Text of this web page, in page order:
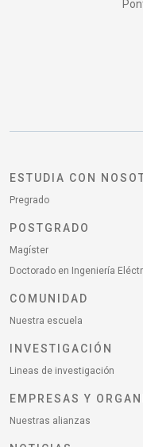
ESTUDIA CON
Pregrado
POSTGRADO
Magíster
Doctorado en Ingeniería
COMUNIDAD
Nuestra escuela
INVESTIGACIÓN
Lineas de investigación
EMPRESAS Y
Nuestras alianzas